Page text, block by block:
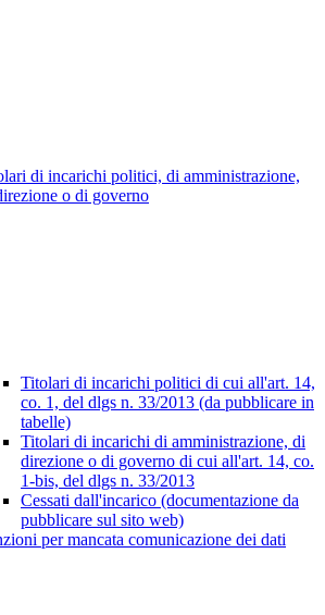
di incarichi politici, di amministrazione,
o di governo
Titolari di incarichi politici di cui all'art. 14,
co. 1, del dlgs n. 33/2013 (da pubblicare in
tabelle)
Titolari di incarichi di amministrazione, di
direzione o di governo di cui all'art. 14, co.
1-bis, del dlgs n. 33/2013
Cessati dall'incarico (documentazione da
pubblicare sul sito web)
per mancata comunicazione dei dati